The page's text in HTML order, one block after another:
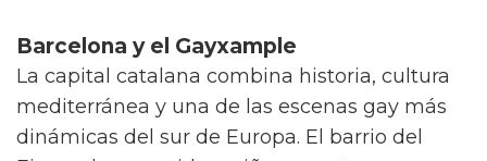
Barcelona y el Gayxample
La capital catalana combina historia, cultura
mediterránea y una de las escenas gay más
dinámicas del sur de Europa. El barrio del